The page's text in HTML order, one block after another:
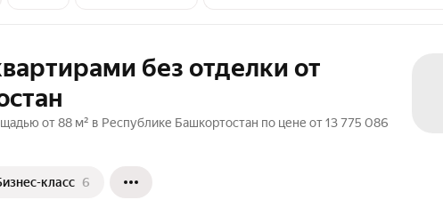
без отделки от
от 88 м² в Республике Башкортостан по цене от 13 775 086
класс 6